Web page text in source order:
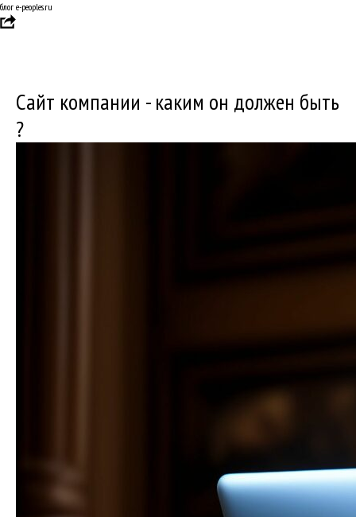
блог e-peoples.ru
Сайт компании - каким он должен быть
?